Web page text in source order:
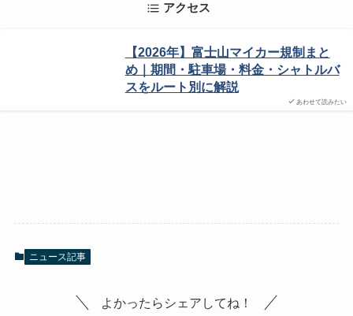
アクセス
あわせて読みたい
【2026年】富士山マイカー規制まと
め｜期間・駐車場・料金・シャトルバ
スをルート別に解説
ニュース記事
よかったらシェアしてね！